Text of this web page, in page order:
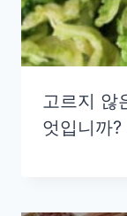
고르지 않
엇입니까?